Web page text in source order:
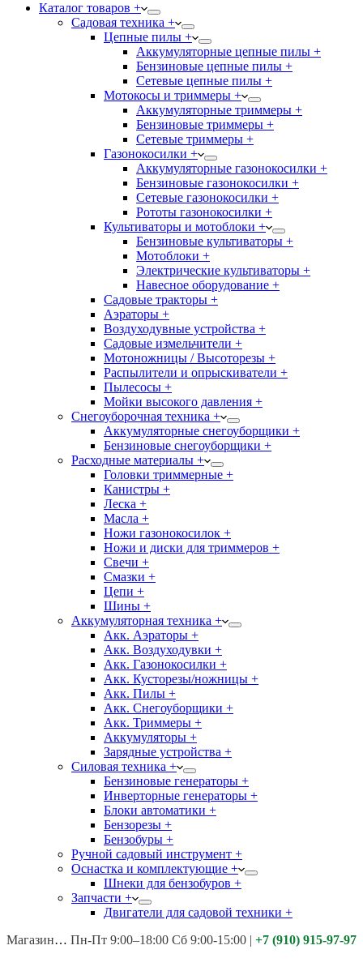
Каталог товаров +
Садовая техника +
Цепные пилы +
Аккумуляторные цепные пилы +
Бензиновые цепные пилы +
Сетевые цепные пилы +
Мотокосы и триммеры +
Аккумуляторные триммеры +
Бензиновые триммеры +
Сетевые триммеры +
Газонокосилки +
Аккумуляторные газонокосилки +
Бензиновые газонокосилки +
Сетевые газонокосилки +
Рототы газонокосилки +
Культиваторы и мотоблоки +
Бензиновые культиваторы +
Мотоблоки +
Электрические культиваторы +
Навесное оборудование +
Садовые тракторы +
Аэраторы +
Воздуходувные устройства +
Садовые измельчители +
Мотоножницы / Высоторезы +
Распылители и опрыскиватели +
Пылесосы +
Мойки высокого давления +
Снегоуборочная техника +
Аккумуляторные снегоуборщики +
Бензиновые снегоуборщики +
Расходные материалы +
Головки триммерные +
Канистры +
Леска +
Масла +
Ножи газонокосилок +
Ножи и диски для триммеров +
Свечи +
Смазки +
Цепи +
Шины +
Аккумуляторная техника +
Акк. Аэраторы +
Акк. Воздуходувки +
Акк. Газонокосилки +
Акк. Кусторезы/ножницы +
Акк. Пилы +
Акк. Снегоуборщики +
Акк. Триммеры +
Аккумуляторы +
Зарядные устройства +
Силовая техника +
Бензиновые генераторы +
Инверторные генераторы +
Блоки автоматики +
Бензорезы +
Бензобуры +
Ручной садовый инструмент +
Оснастка и комплектующие +
Шнеки для бензобуров +
Запчасти +
Двигатели для садовой техники +
Магазины: Калуга ул. Московская д.113
Пн-Пт 9:00–18:00 Сб 9:00-15:00 | +7 (910) 915-97-97